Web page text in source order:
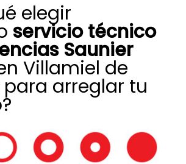
elegir
servicio técnico
Saunier
Villamiel de
para arreglar tu